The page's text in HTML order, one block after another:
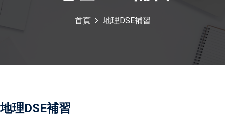
首頁 地理DSE補習
地理DSE補習